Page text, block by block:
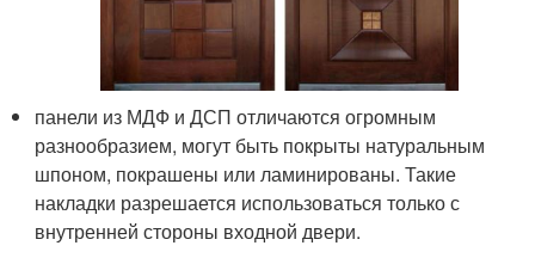
панели из МДФ и ДСП отличаются огромным
разнообразием, могут быть покрыты натуральным
шпоном, покрашены или ламинированы. Такие
накладки разрешается использоваться только с
внутренней стороны входной двери.